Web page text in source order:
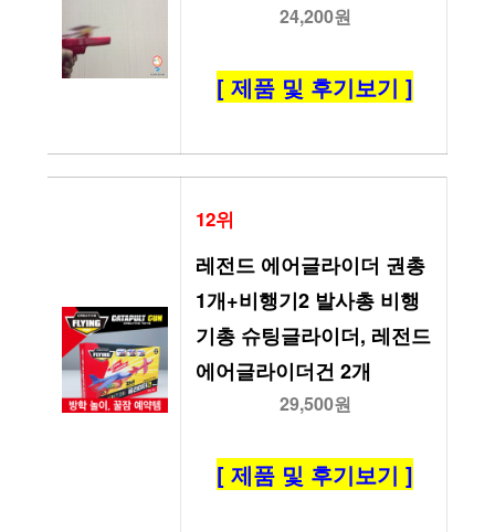
24,200원
[ 제품 및 후기보기 ]
12위
레전드 에어글라이더 권총
1개+비행기2 발사총 비행
기총 슈팅글라이더, 레전드
에어글라이더건 2개
29,500원
[ 제품 및 후기보기 ]